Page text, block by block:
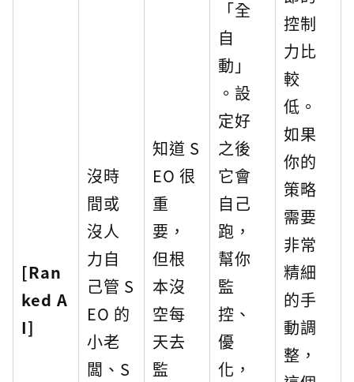
[Ran
ked A
I]
沒時
間或
沒人
力自
己管 S
EO 的
小老
闆、S
知道 S
EO 很
重
要，
但根
本沒
空每
天去
監
「全
自
動」
。設
定好
之後
它會
自己
跑，
幫你
監
控、
優
化，
控制
力比
較
低。
如果
你的
策略
需要
非常
精細
的手
動調
整，